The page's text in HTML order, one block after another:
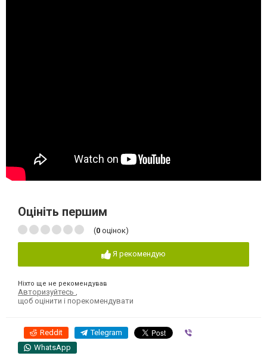
Оцініть першим
(0 оцінок)
Я рекомендую
Ніхто ще не рекомендував
Авторизуйтесь
щоб оцінити і порекомендувати
Reddit Telegram
WhatsApp